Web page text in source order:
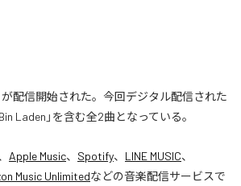
が配信開始された。今回デジタル配信された
Laden」を含む全2曲となっている。
Apple Music、 Spotify、 LINE MUSIC、
Music Unlimitedなどの音楽配信サービスで